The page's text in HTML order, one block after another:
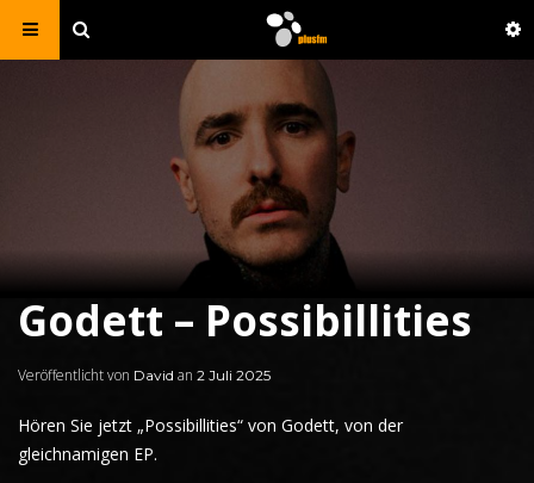
Godett – Possibillities
Veröffentlicht von David an 2 Juli 2025
Hören Sie jetzt „Possibillities“ von Godett, von der
gleichnamigen EP.